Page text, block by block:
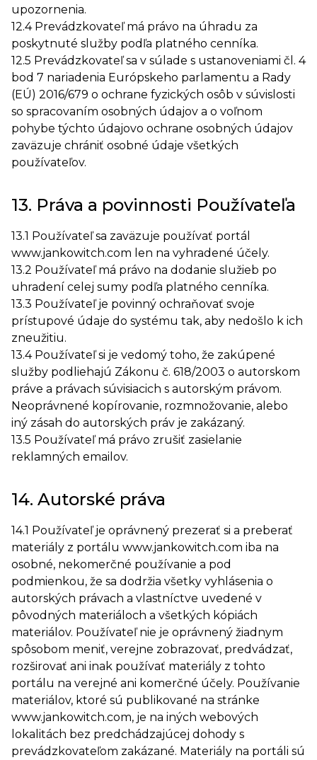
upozornenia.
12.4 Prevádzkovateľ má právo na úhradu za
poskytnuté služby podľa platného cenníka.
12.5 Prevádzkovateľ sa v súlade s ustanoveniami čl. 4
bod 7 nariadenia Európskeho parlamentu a Rady
(EÚ) 2016/679 o ochrane fyzických osôb v súvislosti
so spracovaním osobných údajov a o voľnom
pohybe týchto údajovo ochrane osobných údajov
zaväzuje chrániť osobné údaje všetkých
používateľov.
13. Práva a povinnosti Používateľa
13.1 Používateľ sa zaväzuje používať portál
www.jankowitch.com len na vyhradené účely.
13.2 Používateľ má právo na dodanie služieb po
uhradení celej sumy podľa platného cenníka.
13.3 Používateľ je povinný ochraňovať svoje
prístupové údaje do systému tak, aby nedošlo k ich
zneužitiu.
13.4 Používateľ si je vedomý toho, že zakúpené
služby podliehajú Zákonu č. 618/2003 o autorskom
práve a právach súvisiacich s autorským právom.
Neoprávnené kopírovanie, rozmnožovanie, alebo
iný zásah do autorských práv je zakázaný.
13.5 Používateľ má právo zrušiť zasielanie
reklamných emailov.
14. Autorské práva
14.1 Používateľ je oprávnený prezerať si a preberať
materiály z portálu www.jankowitch.com iba na
osobné, nekomerčné používanie a pod
podmienkou, že sa dodržia všetky vyhlásenia o
autorských právach a vlastníctve uvedené v
pôvodných materiáloch a všetkých kópiách
materiálov. Používateľ nie je oprávnený žiadnym
spôsobom meniť, verejne zobrazovať, predvádzať,
rozširovať ani inak používať materiály z tohto
portálu na verejné ani komerčné účely. Používanie
materiálov, ktoré sú publikované na stránke
www.jankowitch.com, je na iných webových
lokalitách bez predchádzajúcej dohody s
prevádzkovateľom zakázané. Materiály na portáli sú